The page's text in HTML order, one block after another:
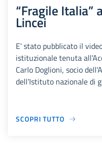
“Fragile Italia”
Lincei
E’ stato pubblicato il
istituzionale tenuta
Carlo Doglioni, socio
dell’Istituto nazionale di
SCOPRI TUTTO